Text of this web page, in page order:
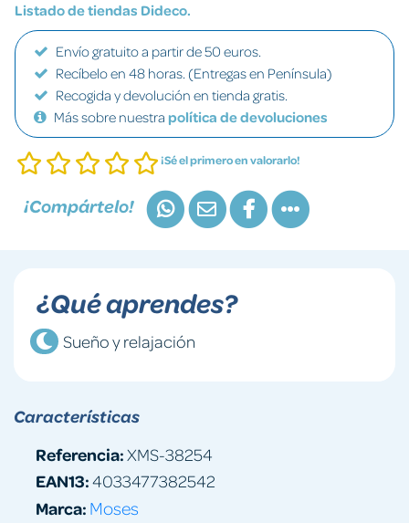
Listado de tiendas Dideco.
Envío gratuito a partir de 50 euros.
Recíbelo en 48 horas. (Entregas en Península)
Recogida y devolución en tienda gratis.
Más sobre nuestra política de devoluciones
¡Sé el primero en valorarlo!
¡Compártelo!
¿Qué aprendes?
Sueño y relajación
Características
Referencia:XMS-38254
EAN13:4033477382542
Marca: Moses